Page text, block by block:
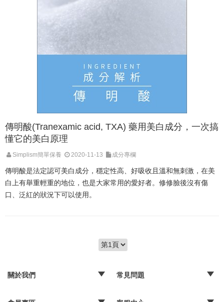
傳明酸(Tranexamic acid, TXA) 藥用美白成分，一次搞
懂它的美白原理
Simplism簡單保養 2020-11-13 成分專欄
傳明酸是法定認可美白成分，穩定性高、好吸收且溫和無刺激，在美
白上有舉重輕重的地位，也是大家常用的愛好者。修修臉後沒有傷
口、泛紅的狀況下可以使用。
關於我們 常見問題